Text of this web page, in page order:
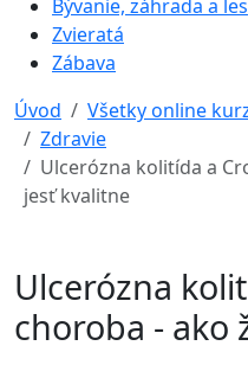
Bývanie, záhrada a les
Zvieratá
Zábava
Úvod
Všetky online
Zdravie
Ulcerózna kolitída a
jesť kvalitne
Ulcerózna
choroba - ako